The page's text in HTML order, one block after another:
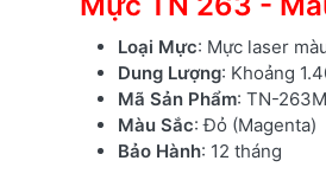
Loại Mực: Mực laser
Dung Lượng: Khoảng
Mã Sản Phẩm: TN-263M
Màu Sắc: Đỏ (Magenta)
Bảo Hành: 12 tháng